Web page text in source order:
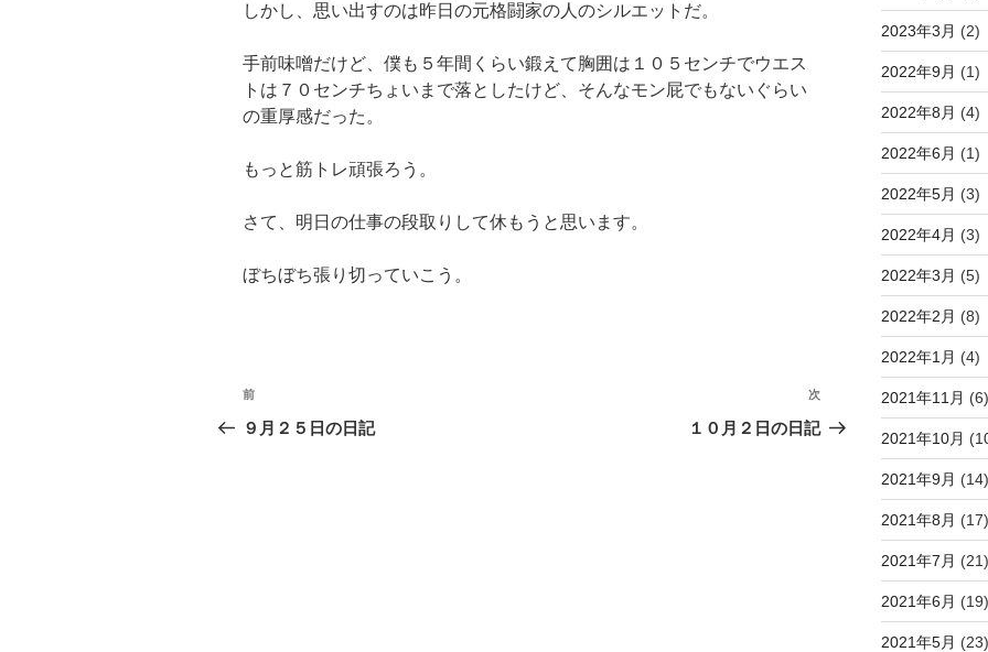
しかし、思い出すのは昨日の元格闘家の人のシルエットだ。
手前味噌だけど、僕も５年間くらい鍛えて胸囲は１０５センチでウエス
トは７０センチちょいまで落としたけど、そんなモン屁でもないぐらい
の重厚感だった。
もっと筋トレ頑張ろう。
さて、明日の仕事の段取りして休もうと思います。
ぼちぼち張り切っていこう。
投
稿
過
去
前
９月２５日の日記
の
次
１０月２日の日記
2023年3月 (2)
2022年9月 (1)
2022年8月 (4)
2022年6月 (1)
2022年5月 (3)
2022年4月 (3)
2022年3月 (5)
2022年2月 (8)
2022年1月 (4)
2021年11月 (6)
2021年10月
2021年9月 (14)
2021年8月 (17)
2021年7月 (21)
2021年6月 (19)
2021年5月 (23)